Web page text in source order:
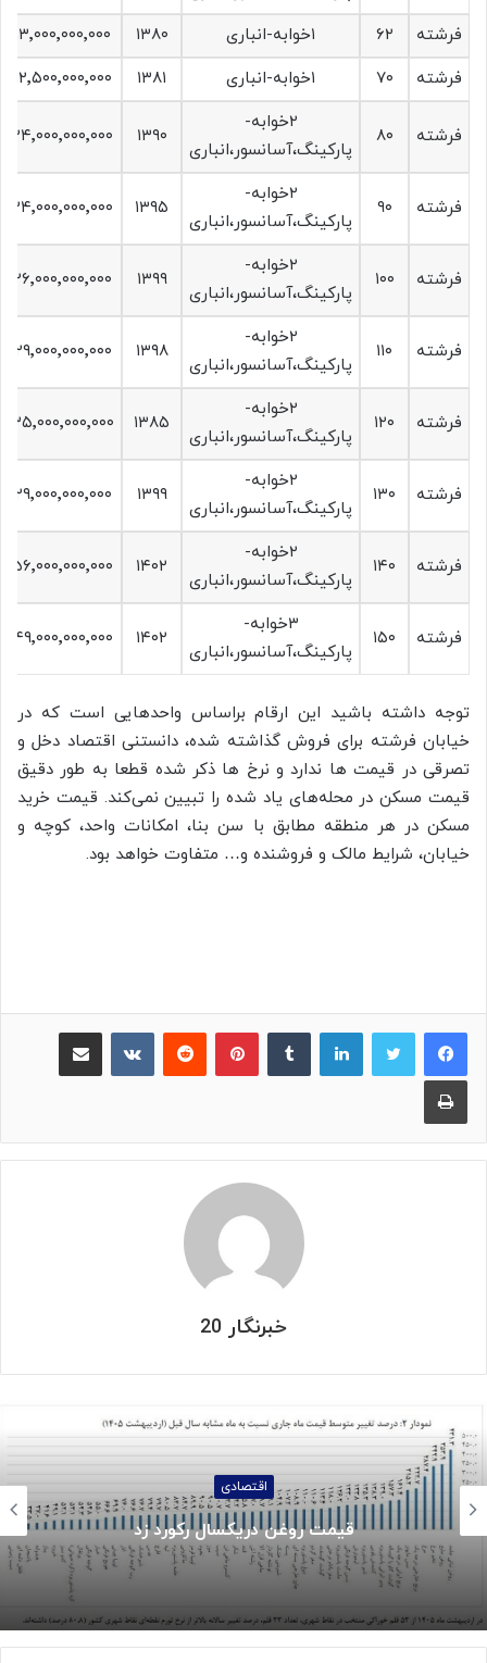
فرشته ۶۲ ۱خوابه-انباری ۱۳۸۰
۱۳٬۰۰۰٬۰۰۰٬۰۰۰
فرشته
۷۰ ۱خوابه-انباری ۱۳۸۱ ۱۲٬۵۰۰٬۰۰۰٬۰۰۰
فرشته ۸۰
۲خوابه-
پارکینگ،آسانسور،انباری
۱۳۹۰ ۲۴٬۰۰۰٬۰۰۰٬۰۰۰
فرشته ۹۰
۲خوابه-
پارکینگ،آسانسور،انباری
۱۳۹۵ ۲۴٬۰۰۰٬۰۰۰٬۰۰۰
فرشته ۱۰۰
۲خوابه-
پارکینگ،آسانسور،انباری
۱۳۹۹ ۲۶٬۰۰۰٬۰۰۰٬۰۰۰
فرشته ۱۱۰
۲خوابه-
پارکینگ،آسانسور،انباری
۱۳۹۸‍ ۲۹٬۰۰۰٬۰۰۰٬۰۰۰
فرشته ۱۲۰
۲خوابه-
پارکینگ،آسانسور،انباری
۱۳۸۵ ۳۵٬۰۰۰٬۰۰۰٬۰۰۰
فرشته ۱۳۰
۲خوابه-
پارکینگ،آسانسور،انباری
۱۳۹۹ ۲۹٬۰۰۰٬۰۰۰٬۰۰۰
فرشته ۱۴۰
۲خوابه-
پارکینگ،آسانسور،انباری
۱۴۰۲ ۵۶٬۰۰۰٬۰۰۰٬۰۰۰
فرشته ۱۵۰
۳خوابه-
پارکینگ،آسانسور،انباری
۱۴۰۲ ۴۹٬۰۰۰٬۰۰۰٬۰۰۰
توجه داشته‌ باشید این ارقام براساس واحدهایی است که در
خیابان فرشته برای فروش گذاشته شده، دانستنی اقتصاد دخل و
تصرقی در قیمت ها ندارد و نرخ ها ذکر شده قطعا به طور دقیق
قیمت مسکن در محله‌های یاد شده را تبیین نمی‌کند. قیمت خرید
مسکن در هر منطقه مطابق با سن بنا، امکانات واحد، کوچه و
خیابان، شرایط مالک و فروشنده و… متفاوت خواهد بود.
لینکدین پینترست ‫رددیت
چاپ
خبرنگار 20
اجتماعی
جزئیات واریز کالابرگ خردادماه: